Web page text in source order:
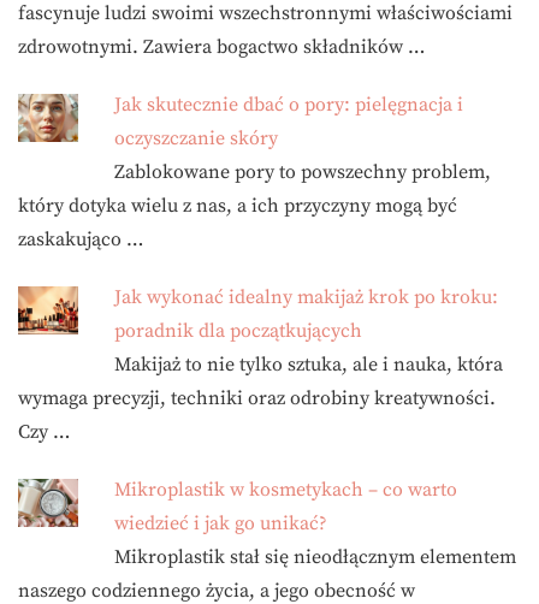
fascynuje ludzi swoimi wszechstronnymi właściwościami
zdrowotnymi. Zawiera bogactwo składników …
Jak skutecznie dbać o pory: pielęgnacja i
oczyszczanie skóry
Zablokowane pory to powszechny problem,
który dotyka wielu z nas, a ich przyczyny mogą być
zaskakująco …
Jak wykonać idealny makijaż krok po kroku:
poradnik dla początkujących
Makijaż to nie tylko sztuka, ale i nauka, która
wymaga precyzji, techniki oraz odrobiny kreatywności.
Czy …
Mikroplastik w kosmetykach – co warto
wiedzieć i jak go unikać?
Mikroplastik stał się nieodłącznym elementem
naszego codziennego życia, a jego obecność w